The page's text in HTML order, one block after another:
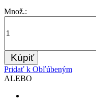
Množ.:
Kúpiť
Pridať k Obľúbeným
ALEBO